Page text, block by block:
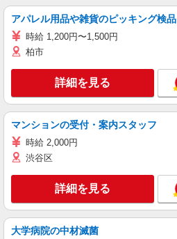
アパレル用品や雑貨のピッキング検品
時給 1,200円〜1,500円
柏市
詳細を見る
マンションの受付・案内スタッフ
時給 2,000円
渋谷区
詳細を見る
大学病院の中材滅菌